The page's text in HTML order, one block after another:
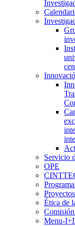
Servicio
OPE
Ética de
Menu-